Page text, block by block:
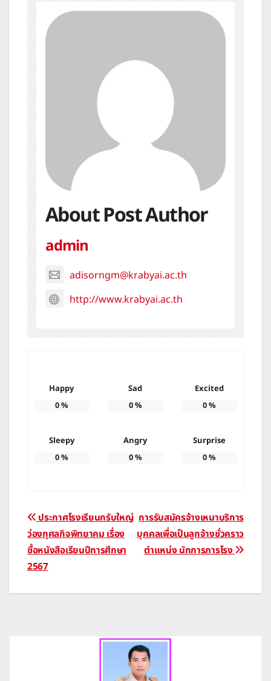
About Post Author
admin
adisorngm@krabyai.ac.th
http://www.krabyai.ac.th
Happy
0%
Sad
0%
Excited
0%
Sleepy
0%
Angry
0%
Surprise
0%
Post
navigation
การรับสมัครจ้างเหมาบริการ
บุคคลเพื่อเป็นลูกจ้างชั่วคราว
ตำแหน่ง นักการภารโรง
ประกาศโรงเรียนกรับใหญ่
ว่องกุศลกิจพิทยาคม เรื่อง
ซื้อหนังสือเรียนปีการศึกษา
2567